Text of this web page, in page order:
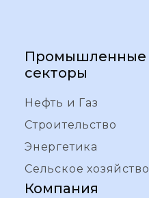
Промышленные
секторы
Нефть и Газ
Строительство
Энергетика
Сельское хозяйство
Компания